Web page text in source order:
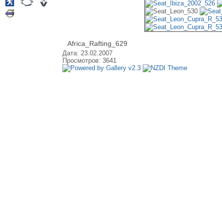
Africa_Rafting_629
Дата: 23.02.2007
Просмотров: 3641